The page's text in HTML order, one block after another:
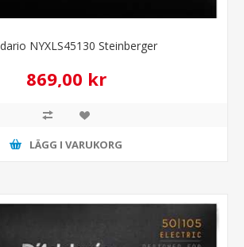
NYXLS45130 Steinberger
869,00 kr
LÄGG I VARUKORG